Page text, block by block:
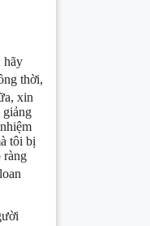
hãy
thời,
xin
giảng
tôi bị
ràng